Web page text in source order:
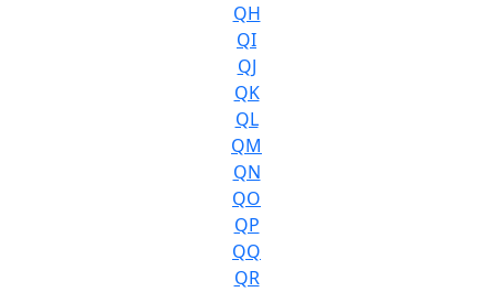
QH
QI
QJ
QK
QL
QM
QN
QO
QP
QQ
QR